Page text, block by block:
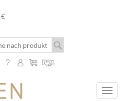
Toggle